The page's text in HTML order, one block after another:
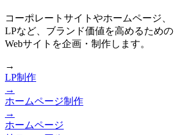
コーポレートサイトやホームページ、
LPなど、ブランド価値を高めるための
Webサイトを企画・制作します。
→
LP制作
→
ホームページ制作
→
ホームページ